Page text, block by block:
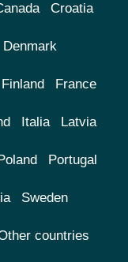
Croatia
Denmark
Finland France
Italia Latvia
Poland Portugal
Sweden
countries